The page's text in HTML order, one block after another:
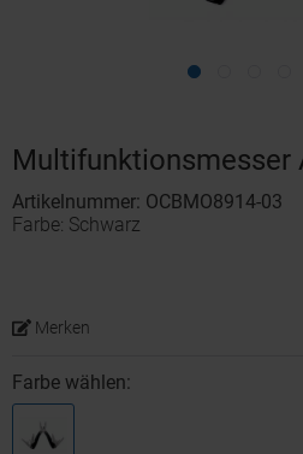
Multifunktionsmesser
Artikelnummer: OCBMO8914-03
Farbe: Schwarz
Merken
Farbe wählen: